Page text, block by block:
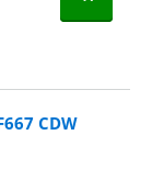
CDW